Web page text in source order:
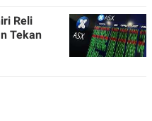
Reli
Tekan